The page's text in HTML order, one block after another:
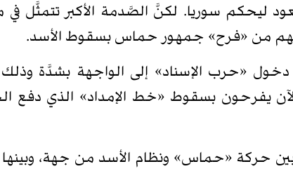
ليحكم سوريا. لكنَّ الصَّدمة الأكبر
من «فرح» جمهور حماس بسقوط الأسد.
دخول «حرب الإسناد» إلى الواجهة بشدَّة
حركة «حماس» ونظام الأسد من جهة،